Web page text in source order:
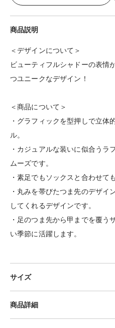
商品説明
＜デザインについて＞
ビューティフルシャドーの表情
つユニークなデザイン！
＜商品について＞
・グラフィックを型押しで立体
ル。
・カジュアルな装いに似合うラ
ムーズです。
・素足でもソックスと合わせて
・丸みを帯びたつま先のデザイ
してくれるデザインです。
・足のつま先から甲までを覆う
い季節に活躍します。
サイズ
商品詳細